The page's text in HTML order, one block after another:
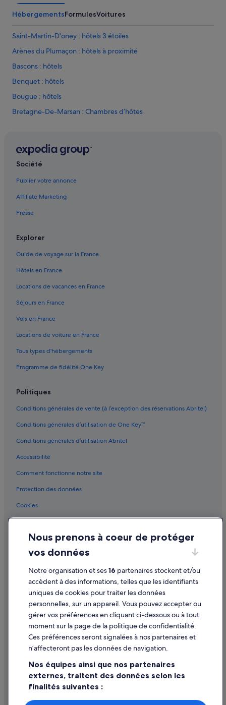
HébergementsFormulesVoitures
Saint-Martin-D'oney : hôtels 3 étoiles
Arènes du Plumaçon : hôtels à proximité
Bascons : hôtels
Benquet : hôtels
Bougue : hôtels
Bretagne-De-Marsan : Chambres d’hôtes
Campagne : Chambres d’hôtes
Campet-Et-Lamolère : Agrotourisme
Campet-Et-Lamolère : Châteaux
Landes : hôtels Hôtels avec parking
Landes : hôtels Hôtels avec piscine
Landes : hôtels Hôtels de plage
Landes : hôtels Hôtels-boutiques
Landes : hôtels Hôtels LGBTQIA+ friendly
Landes : hôtels Hôtels avec restaurant
Landes : hôtels Hôtels romantiques
Landes : hôtels Hôtels avec spa
Landes : hôtels Hôtels avec vue sur l’océan
Landes : hôtels Hôtels avec bains à remous
Landes : hôtels Hôtels pas chers
Landes : hôtels
Gare de Mont-de-Marsan : hôtels à proximité
Haut-Mauco : hôtels
Mont-De-Marsan : hôtels à proximité
Landes : Agrotourisme
Landes : Auberges de jeunesse
Landes : Cabanes dans les arbres
Landes : Chambres d’hôtes
Landes : Châteaux
Landes : Maison d’hôtes
Landes : Maisons de campagne
Landes : Maisons de ville
Landes : Palaces
Société
Publier votre annonce
Affiliate Marketing
Presse
Explorer
Guide de voyage sur la France
Hôtels en France
Locations de vacances en France
Séjours en France
Vols en France
Locations de voiture en France
Tous types d'hébergements
Programme de fidélité One Key
Politiques
Conditions générales de vente (à l’exception des réservations Abritel)
Conditions générales d’utilisation de One Key™
Conditions générales d’utilisation Abritel
Accessibilité
Comment fonctionne notre site
Protection des données
Cookies
Mentions légales / Nous contacter
Directives de contenu et signalement de contenus
Aide
Assistance
Annuler votre vol
Annuler une réservation d'hôtel ou de location de vacances
Délais de remboursement
Documents de voyage internationaux
Nous prenons à coeur de protéger
vos données
Notre organisation et ses16 partenaires stockent et/ou
accèdent à des informations, telles que les identifiants
uniques de cookies pour traiter les données
personnelles, sur un appareil. Vous pouvez accepter ou
gérer vos préférences en cliquant ci-dessous ou à tout
moment sur la page de la politique de confidentialité.
Ces préférences seront signalées à nos partenaires et
n’affecteront pas les données de navigation.
Nos équipes ainsi que nos partenaires
externes, traitent des données selon les
finalités suivantes :
Utiliser des données de géolocalisation précises. Analyser